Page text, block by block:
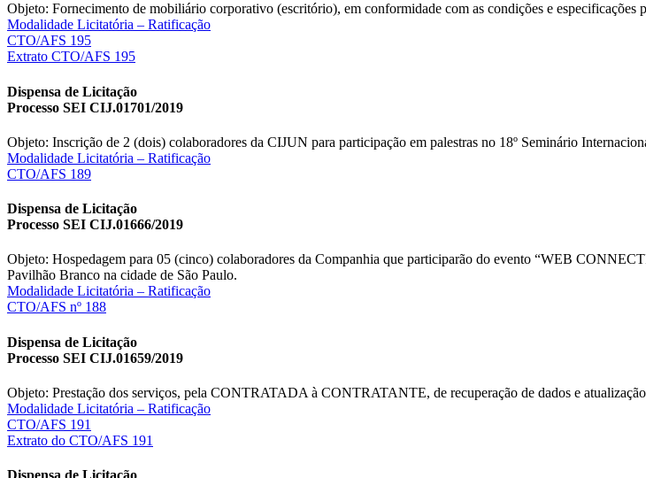
Objeto: Fornecimento de mobiliário corporativo (escritório), em conformidade com as condições e especificações
Modalidade Licitatória – Ratificação
CTO/AFS 195
Extrato CTO/AFS 195
Dispensa de Licitação
Processo SEI CIJ.01701/2019
Objeto: Inscrição de 2 (dois) colaboradores da CIJUN para participação em palestras no 18º Seminário
Modalidade Licitatória – Ratificação
CTO/AFS 189
Dispensa de Licitação
Processo SEI CIJ.01666/2019
Objeto: Hospedagem para 05 (cinco) colaboradores da Companhia que participarão do evento “WEB
Pavilhão Branco na cidade de São Paulo.
Modalidade Licitatória – Ratificação
CTO/AFS nº 188
Dispensa de Licitação
Processo SEI CIJ.01659/2019
Objeto: Prestação dos serviços, pela CONTRATADA à CONTRATANTE, de recuperação de dados e
Modalidade Licitatória – Ratificação
CTO/AFS 191
Extrato do CTO/AFS 191